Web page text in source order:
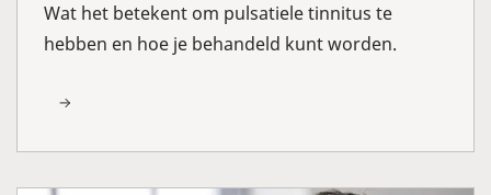
Wat het betekent om pulsatiele tinnitus te
hebben en hoe je behandeld kunt worden.